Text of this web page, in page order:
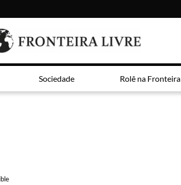
Sociedade Rolê na Fronteira